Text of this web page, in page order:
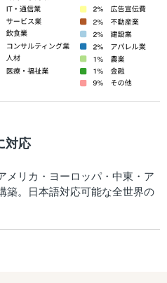
対応
メリカ・ヨーロッパ・中東・ア
築。日本語対応可能な全世界の